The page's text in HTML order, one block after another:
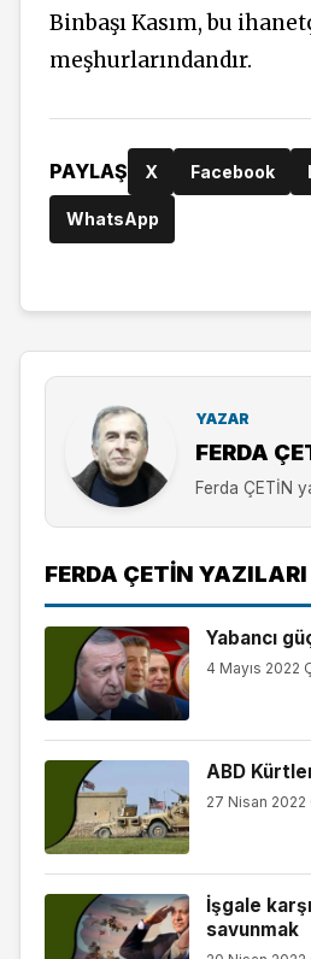
Binbaşı Kasım, bu
meşhurlarındandır.
PAYLAŞ X Facebook
WhatsApp
YAZAR
FERDA
Ferda ÇETİN
FERDA ÇETİN YAZILARI
Yabancı
4 Mayıs 2022
ABD
27 Nisan 2022
İşgale
savunmak